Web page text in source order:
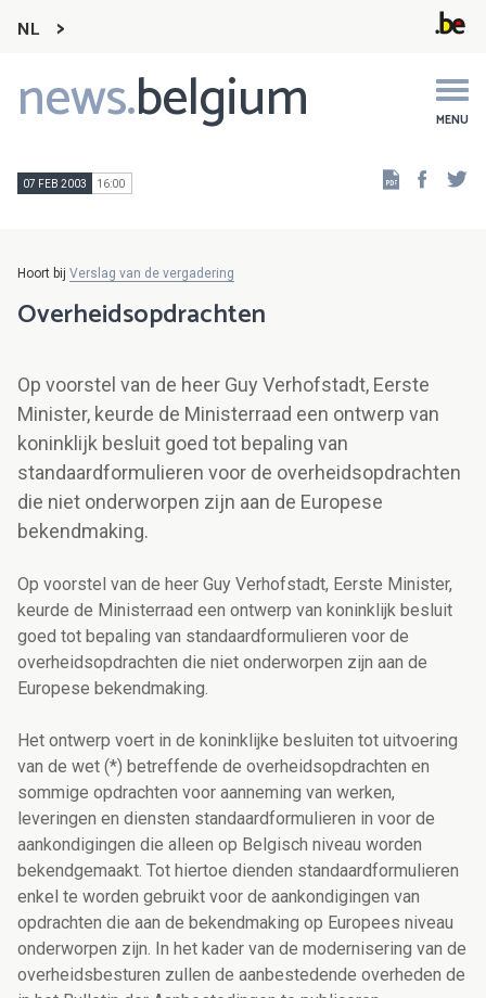
NL
news.belgium MENU
Main
navigation
07 FEB 2003 16:00
Hoort bij Verslag van de vergadering
Overheidsopdrachten
Op voorstel van de heer Guy Verhofstadt, Eerste
Minister, keurde de Ministerraad een ontwerp van
koninklijk besluit goed tot bepaling van
standaardformulieren voor de overheidsopdrachten
die niet onderworpen zijn aan de Europese
bekendmaking.
Op voorstel van de heer Guy Verhofstadt, Eerste Minister,
keurde de Ministerraad een ontwerp van koninklijk besluit
goed tot bepaling van standaardformulieren voor de
overheidsopdrachten die niet onderworpen zijn aan de
Europese bekendmaking.
Het ontwerp voert in de koninklijke besluiten tot uitvoering
van de wet (*) betreffende de overheidsopdrachten en
sommige opdrachten voor aanneming van werken,
leveringen en diensten standaardformulieren in voor de
aankondigingen die alleen op Belgisch niveau worden
bekendgemaakt. Tot hiertoe dienden standaardformulieren
enkel te worden gebruikt voor de aankondigingen van
opdrachten die aan de bekendmaking op Europees niveau
onderworpen zijn. In het kader van de modernisering van de
overheidsbesturen zullen de aanbestedende overheden de